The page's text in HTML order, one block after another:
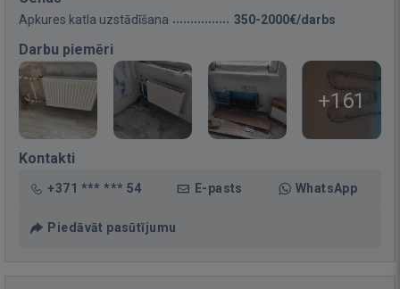
Apkures katla uzstādīšana 350-2000€/darbs
Darbu piemēri
+161
Kontakti
+371 *** *** 54 E-pasts WhatsApp
Piedāvāt pasūtījumu